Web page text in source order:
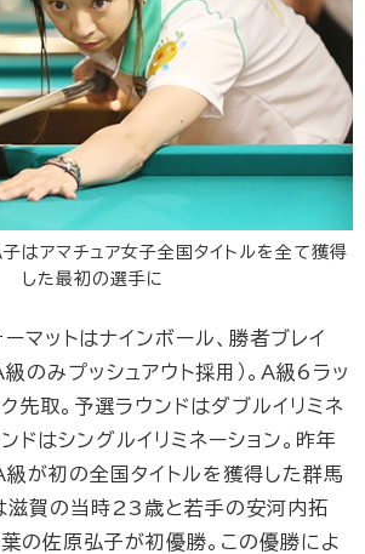
はアマチュア女子全国タイトルを全て獲得
した最初の選手に
マットはナインボール、勝者ブレイ
級のみプッシュアウト採用）。A級6ラッ
先取。予選ラウンドはダブルイリミネ
ドはシングルイリミネーション。昨年
が初の全国タイトルを獲得した群馬
滋賀の当時23歳と若手の安河内拓
の佐原弘子が初優勝。この優勝によ